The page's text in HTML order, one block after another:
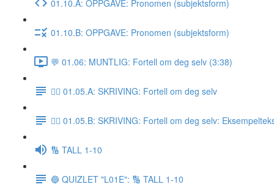
01.10.A: OPPGAVE: Pronomen (subjektsform)
01.10.B: OPPGAVE: Pronomen (subjektsform)
💬 01.06: MUNTLIG: Fortell om deg selv (3:38)
✍🏼 01.05.A: SKRIVING: Fortell om deg selv
✍🏼 01.05.B: SKRIVING: Fortell om deg selv:
🔢 TALL 1-10
🔵 QUIZLET "L01E": 🔢 TALL 1-10